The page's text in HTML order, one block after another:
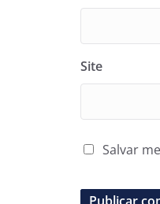
Site
Salvar